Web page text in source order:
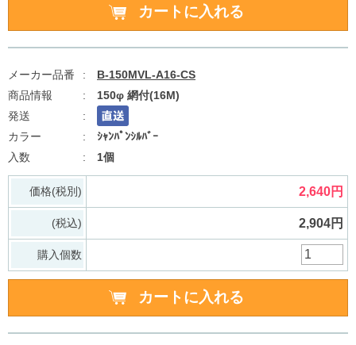
B-150MVL-A16-CS
150φ 網付(16M)
ｼｬﾝﾊﾟﾝｼﾙﾊﾞｰ
1個
価格(税別) 2,640円
(税込) 2,904円
購入個数